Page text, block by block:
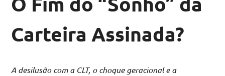
Carteira Assinada?
A desilusão com a CLT, o choque geracional e a